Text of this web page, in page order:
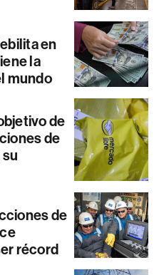
en
la
mundo
de
de
de
récord